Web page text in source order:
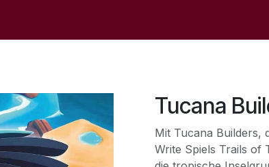
Tucana
Mit Tucana Builders,
Write Spiels Trails of